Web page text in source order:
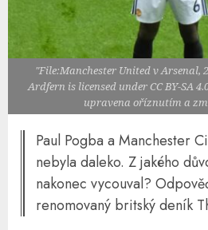
"File:Manchester United v Arsenal,
Ardfern is licensed under CC BY-SA
upravena oříznutím a
Paul Pogba a Manchester
nebyla daleko. Z jakého
nakonec vycouval?
renomovaný britský deník